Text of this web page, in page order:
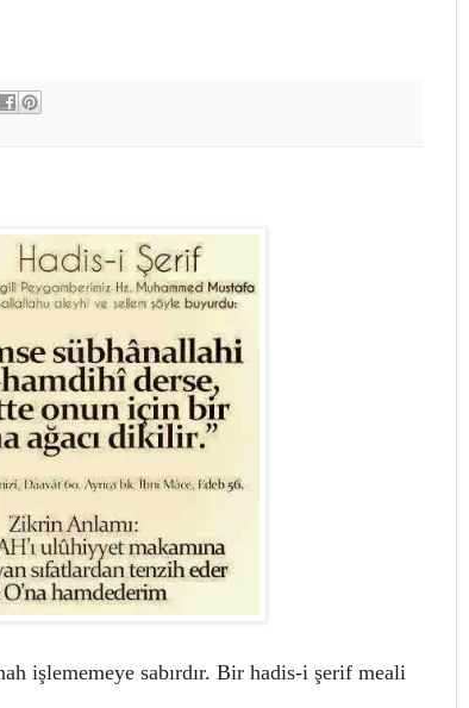
işlememeye sabırdır. Bir hadis-i şerif meali